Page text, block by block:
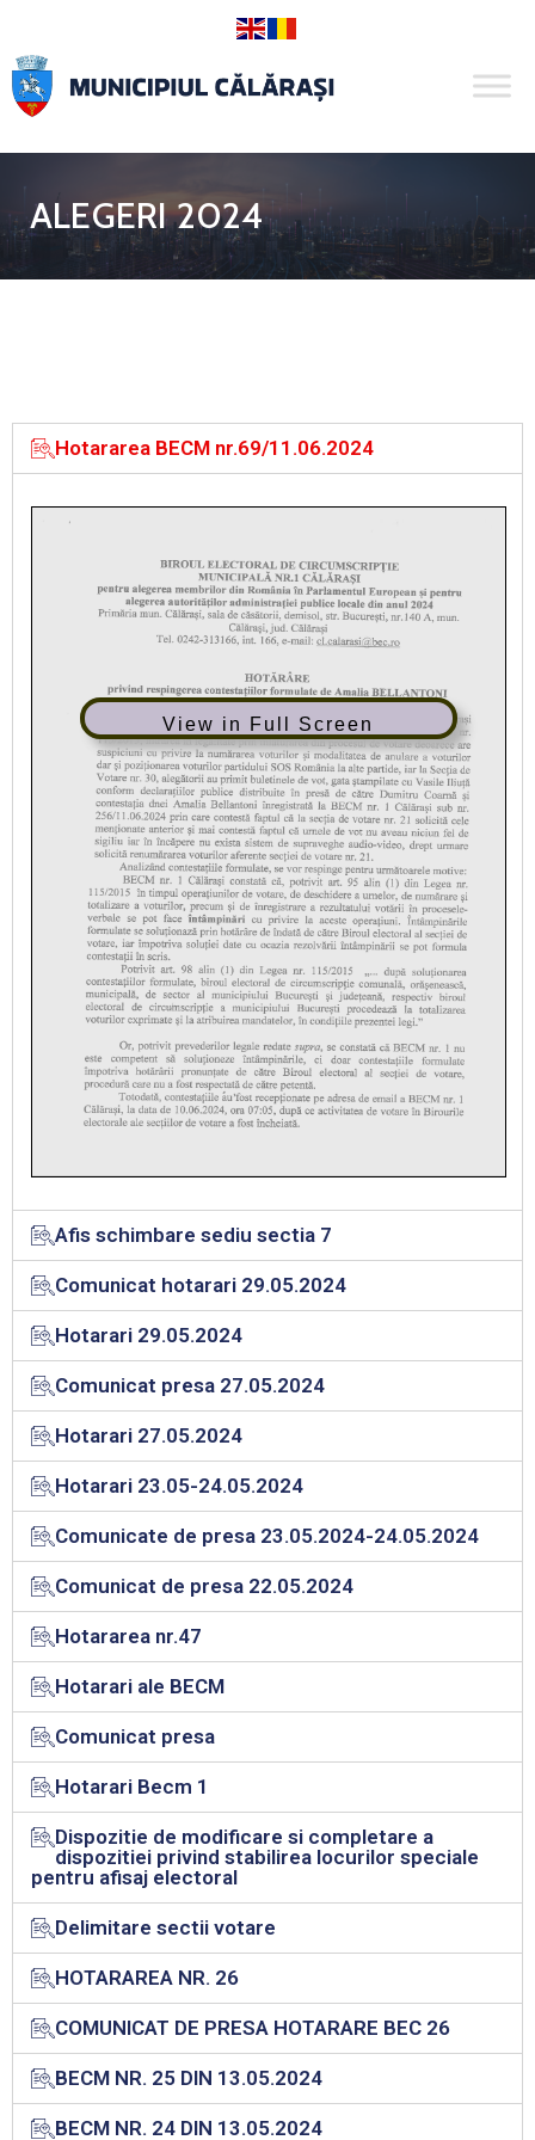
ALEGERI 2024
Hotararea BECM nr.69/11.06.2024
View in Full Screen
Afis schimbare sediu sectia 7
Comunicat hotarari 29.05.2024
Hotarari 29.05.2024
Comunicat presa 27.05.2024
Hotarari 27.05.2024
Hotarari 23.05-24.05.2024
Comunicate de presa 23.05.2024-24.05.2024
Comunicat de presa 22.05.2024
Hotararea nr.47
Hotarari ale BECM
Comunicat presa
Hotarari Becm 1
Dispozitie de modificare si completare a
dispozitiei privind stabilirea locurilor speciale
pentru afisaj electoral
Delimitare sectii votare
HOTARAREA NR. 26
COMUNICAT DE PRESA HOTARARE BEC 26
BECM NR. 25 DIN 13.05.2024
BECM NR. 24 DIN 13.05.2024